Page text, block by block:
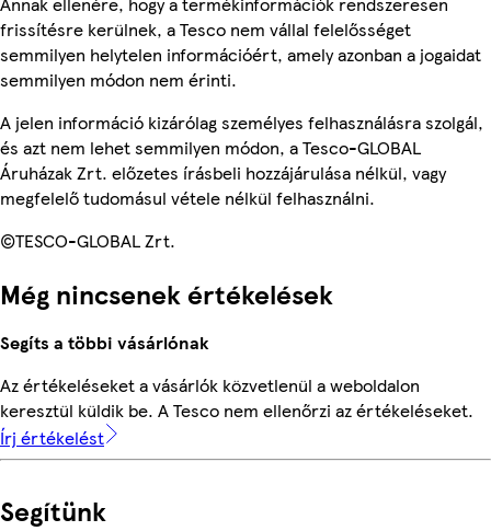
frissítésre kerülnek, a Tesco nem vállal felelősséget
semmilyen helytelen információért, amely azonban a jogaidat
semmilyen módon nem érinti.
A jelen információ kizárólag személyes felhasználásra szolgál,
és azt nem lehet semmilyen módon, a Tesco-GLOBAL
Áruházak Zrt. előzetes írásbeli hozzájárulása nélkül, vagy
megfelelő tudomásul vétele nélkül felhasználni.
©TESCO-GLOBAL Zrt.
Még nincsenek értékelések
Segíts a többi vásárlónak
Az értékeléseket a vásárlók közvetlenül a weboldalon
keresztül küldik be. A Tesco nem ellenőrzi az értékeléseket.
Írj értékelést
Segítünk